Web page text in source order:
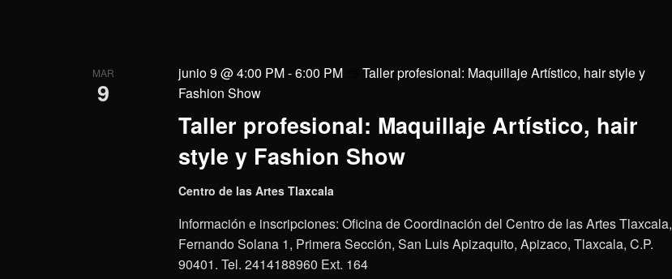
MAR
9
Taller profesional: Maquillaje Artístico, hair
style y Fashion Show
junio 9 @ 4:00 PM-6:00 PM
Taller profesional: Maquillaje Artístico, hair style y
Fashion Show
Centro de las Artes Tlaxcala
Información e inscripciones: Oficina de Coordinación del Centro de las Artes Tlaxcala,
Fernando Solana 1, Primera Sección, San Luis Apizaquito, Apizaco, Tlaxcala, C.P.
90401. Tel. 2414188960 Ext. 164